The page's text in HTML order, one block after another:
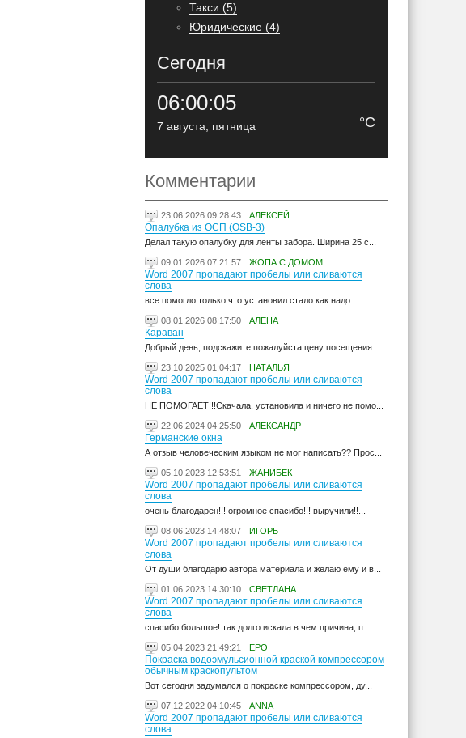
Такси (5)
Юридические (4)
Сегодня
°C
06:00:06
7 августа, пятница
Комментарии
23.06.2026 09:28:43 АЛЕКСЕЙ
Опалубка из ОСП (OSB-3)
Делал такую опалубку для ленты забора. Ширина 25 с...
09.01.2026 07:21:57 ЖОПА С ДОМОМ
Word 2007 пропадают пробелы или сливаются
слова
все помогло только что установил стало как надо :...
08.01.2026 08:17:50 АЛЁНА
Караван
Добрый день, подскажите пожалуйста цену посещения ...
23.10.2025 01:04:17 НАТАЛЬЯ
Word 2007 пропадают пробелы или сливаются
слова
НЕ ПОМОГАЕТ!!!Скачала, установила и ничего не помо...
22.06.2024 04:25:50 АЛЕКСАНДР
Германские окна
А отзыв человеческим языком не мог написать?? Прос...
05.10.2023 12:53:51 ЖАНИБЕК
Word 2007 пропадают пробелы или сливаются
слова
очень благодарен!!! огромное спасибо!!! выручили!!...
08.06.2023 14:48:07 ИГОРЬ
Word 2007 пропадают пробелы или сливаются
слова
От души благодарю автора материала и желаю ему и в...
01.06.2023 14:30:10 СВЕТЛАНА
Word 2007 пропадают пробелы или сливаются
слова
спасибо большое! так долго искала в чем причина, п...
05.04.2023 21:49:21 ЕРО
Покраска водоэмульсионной краской компрессором
обычным краскопультом
Вот сегодня задумался о покраске компрессором, ду...
07.12.2022 04:10:45 ANNA
Word 2007 пропадают пробелы или сливаются
слова